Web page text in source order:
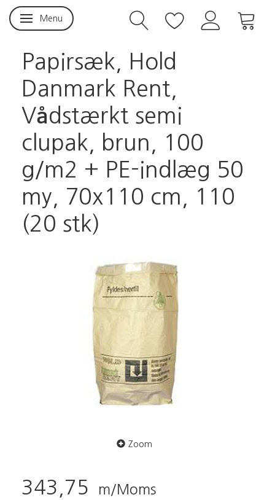
Skifte navigation
Menu
Papirsæk, Hold
Danmark Rent,
Vådstærkt semi
clupak, brun, 100
g/m2 + PE-indlæg 50
my, 70x110 cm, 110
(20 stk)
Zoom
343,75 m/Moms